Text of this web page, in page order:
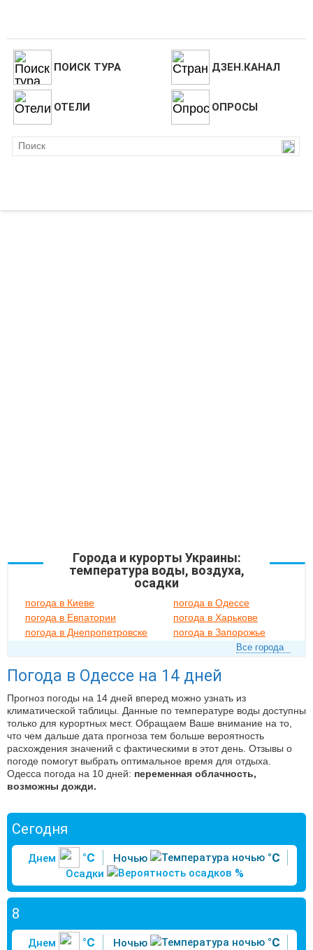
ПОИСК ТУРА ДЗЕН.КАНАЛ
ОТЕЛИ ОПРОСЫ
Города и курорты Украины:
температура воды, воздуха,
осадки
погода в Киеве
погода в Одессе
погода в Евпатории
погода в Харькове
погода в Днепропетровске
погода в Запорожье
Все города
Погода в Одессе на 14 дней
Прогноз погоды на 14 дней вперед можно узнать из
климатической таблицы. Данные по температуре воды доступны
только для курортных мест. Обращаем Ваше внимание на то,
что чем дальше дата прогноза тем больше вероятность
расхождения значений с фактическими в этот день. Отзывы о
погоде помогут выбрать оптимальное время для отдыха.
Одесса погода на 10 дней: переменная облачность,
возможны дожди.
Сегодня
Днем °C Ночью °C
Осадки %
8
Днем °C Ночью °C